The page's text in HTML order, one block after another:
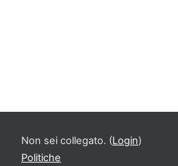
Non sei collegato. (Login)
Politiche